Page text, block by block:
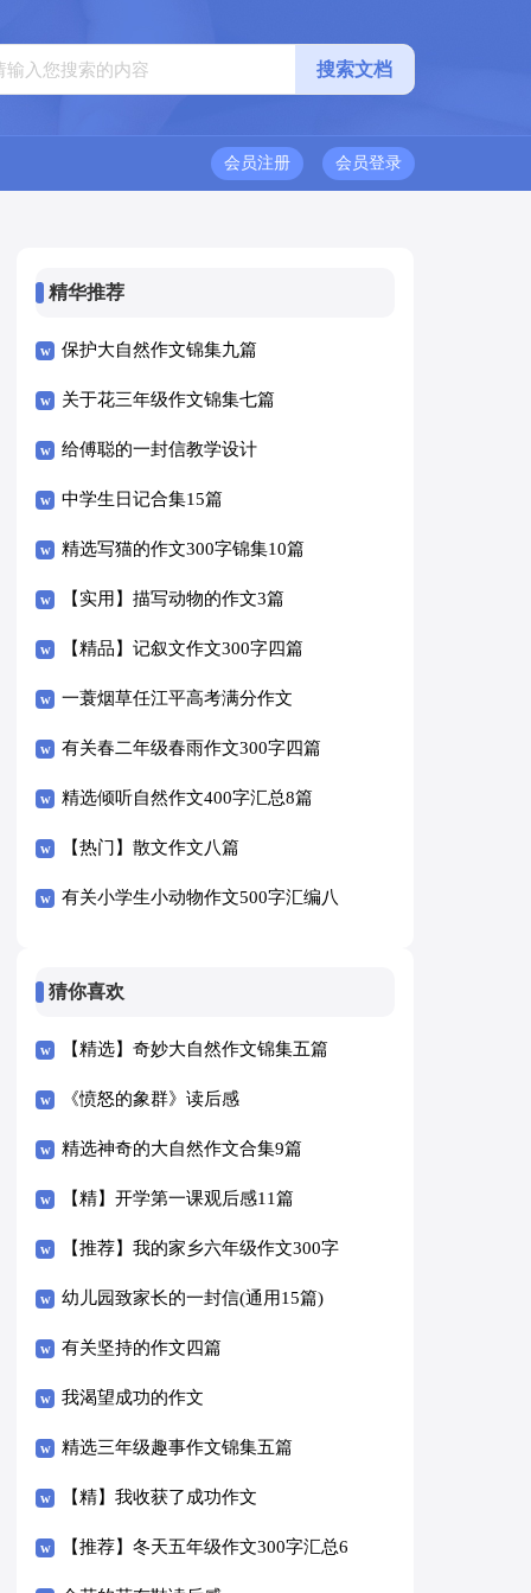
会员登录
会员注册
精华推荐
保护大自然作文锦集九篇
关于花三年级作文锦集七篇
给傅聪的一封信教学设计
中学生日记合集15篇
精选写猫的作文300字锦集10篇
【实用】描写动物的作文3篇
【精品】记叙文作文300字四篇
一蓑烟草任江平高考满分作文
有关春二年级春雨作文300字四篇
精选倾听自然作文400字汇总8篇
【热门】散文作文八篇
有关小学生小动物作文500字汇编八
猜你喜欢
【精选】奇妙大自然作文锦集五篇
《愤怒的象群》读后感
精选神奇的大自然作文合集9篇
【精】开学第一课观后感11篇
【推荐】我的家乡六年级作文300字
汇总八篇
幼儿园致家长的一封信(通用15篇)
有关坚持的作文四篇
我渴望成功的作文
精选三年级趣事作文锦集五篇
【精】我收获了成功作文
【推荐】冬天五年级作文300字汇总6